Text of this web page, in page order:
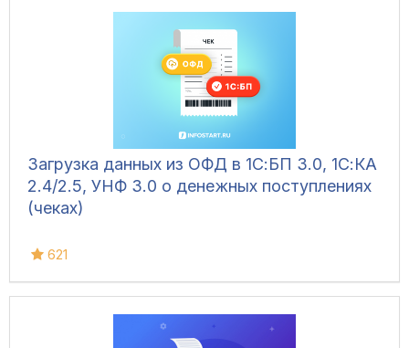
Загрузка данных из ОФД в 1С:БП 3.0, 1С:КА
2.4/2.5, УНФ 3.0 о денежных поступлениях
(чеках)
621